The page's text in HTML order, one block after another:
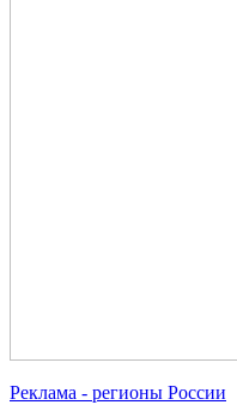
Реклама - регионы России